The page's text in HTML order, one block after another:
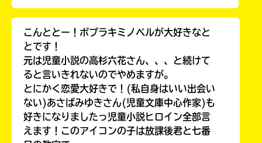
こんととー！ポプラキミノベルが大好きなと
とです！
元は児童小説の高杉六花さん、、、と続けて
ると言いきれないのでやめますが。
とにかく恋愛大好きで！(私自身はいい出会い
ない)あさばみゆきさん(児童文庫中心作家)も
好きになりましたっ児童小説ヒロイン全部言
えます！このアイコンの子は放課後君と七番